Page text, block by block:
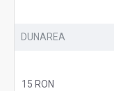
DUNAREA
15 RON